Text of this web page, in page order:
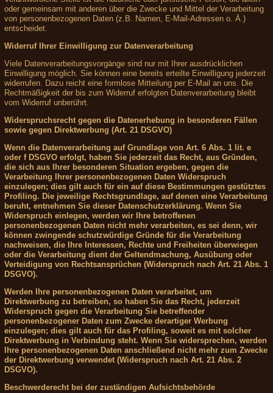
oder gemeinsam mit anderen über die Zwecke und Mittel der Verarbeitung
von personenbezogenen Daten (z.B. Namen, E-Mail-Adressen o. Ä.)
entscheidet.
Widerruf Ihrer Einwilligung zur Datenverarbeitung
Viele Datenverarbeitungsvorgänge sind nur mit Ihrer ausdrücklichen
Einwilligung möglich. Sie können eine bereits erteilte Einwilligung jederzeit
widerrufen. Dazu reicht eine formlose Mitteilung per E-Mail an uns. Die
Rechtmäßigkeit der bis zum Widerruf erfolgten Datenverarbeitung bleibt
vom Widerruf unberührt.
Widerspruchsrecht gegen die Datenerhebung in besonderen Fällen
sowie gegen Direktwerbung (Art. 21 DSGVO)
Wenn die Datenverarbeitung auf Grundlage von Art. 6 Abs. 1 lit. e
oder f DSGVO erfolgt, haben Sie jederzeit das Recht, aus Gründen,
die sich aus Ihrer besonderen Situation ergeben, gegen die
Verarbeitung Ihrer personenbezogenen Daten Widerspruch
einzulegen; dies gilt auch für ein auf diese Bestimmungen gestütztes
Profiling. Die jeweilige Rechtsgrundlage, auf denen eine Verarbeitung
beruht, entnehmen Sie dieser Datenschutzerklärung. Wenn Sie
Widerspruch einlegen, werden wir Ihre betroffenen
personenbezogenen Daten nicht mehr verarbeiten, es sei denn, wir
können zwingende schutzwürdige Gründe für die Verarbeitung
nachweisen, die Ihre Interessen, Rechte und Freiheiten überwiegen
oder die Verarbeitung dient der Geltendmachung, Ausübung oder
Verteidigung von Rechtsansprüchen (Widerspruch nach Art. 21 Abs. 1
DSGVO).
Werden Ihre personenbezogenen Daten verarbeitet, um
Direktwerbung zu betreiben, so haben Sie das Recht, jederzeit
Widerspruch gegen die Verarbeitung Sie betreffender
personenbezogener Daten zum Zwecke derartiger Werbung
einzulegen; dies gilt auch für das Profiling, soweit es mit solcher
Direktwerbung in Verbindung steht. Wenn Sie widersprechen, werden
Ihre personenbezogenen Daten anschließend nicht mehr zum Zwecke
der Direktwerbung verwendet (Widerspruch nach Art. 21 Abs. 2
DSGVO).
Beschwerderecht bei der zuständigen Aufsichtsbehörde